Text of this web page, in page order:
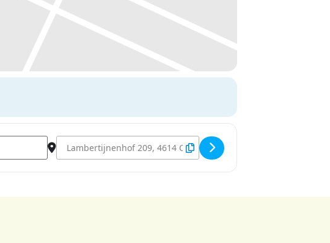
Destination Address - Lampionnenoptocht Lambertijnenhof